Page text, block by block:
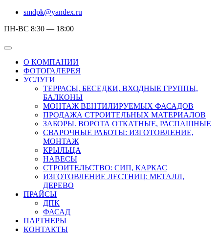
smdpk@yandex.ru
ПН-ВС 8:30 — 18:00
О КОМПАНИИ
ФОТОГАЛЕРЕЯ
УСЛУГИ
ТЕРРАСЫ, БЕСЕДКИ, ВХОДНЫЕ ГРУППЫ,
БАЛКОНЫ
МОНТАЖ ВЕНТИЛИРУЕМЫХ ФАСАДОВ
ПРОДАЖА СТРОИТЕЛЬНЫХ МАТЕРИАЛОВ
ЗАБОРЫ. ВОРОТА ОТКАТНЫЕ, РАСПАШНЫЕ
СВАРОЧНЫЕ РАБОТЫ: ИЗГОТОВЛЕНИЕ,
МОНТАЖ
КРЫЛЬЦА
НАВЕСЫ
СТРОИТЕЛЬСТВО: СИП, КАРКАС
ИЗГОТОВЛЕНИЕ ЛЕСТНИЦ: МЕТАЛЛ,
ДЕРЕВО
ПРАЙСЫ
ДПК
ФАСАД
ПАРТНЕРЫ
КОНТАКТЫ